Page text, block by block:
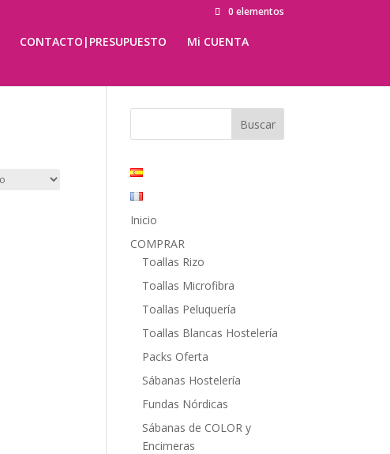
0 elementos
CONTACTO|PRESUPUESTO
Mi CUENTA
Inicio
COMPRAR
Toallas Rizo
Toallas Microfibra
Toallas Peluquería
Toallas Blancas Hostelería
Packs Oferta
Sábanas Hostelería
Fundas Nórdicas
Sábanas de COLOR y
Encimeras